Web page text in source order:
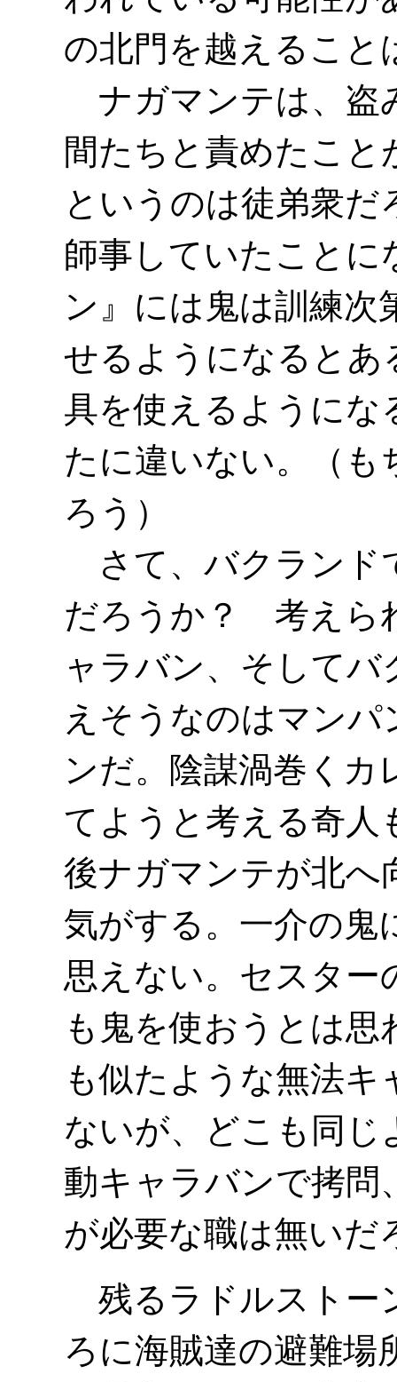
の北門を越えること
ナガマンテは、盗
間たちと責めたこ
というのは徒弟衆
師事していたことに
ン』には鬼は訓練次
せるようになるとあ
具を使えるようにな
たに違いない。（も
ろう）
さて、バクランド
だろうか？ 考えら
ャラバン、そして
えそうなのはマン
ンだ。陰謀渦巻くカ
てようと考える奇人
後ナガマンテが北へ
気がする。一介の鬼
思えない。セスター
も鬼を使おうとは
も似たような無法
ないが、どこも同
動キャラバンで拷問
が必要な職は無いだ
残るラドルストー
ろに海賊達の避難場